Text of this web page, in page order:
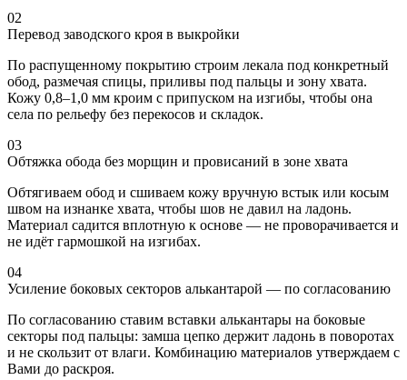
02
Перевод заводского кроя в выкройки
По распущенному покрытию строим лекала под конкретный
обод, размечая спицы, приливы под пальцы и зону хвата.
Кожу 0,8–1,0 мм кроим с припуском на изгибы, чтобы она
села по рельефу без перекосов и складок.
03
Обтяжка обода без морщин и провисаний в зоне хвата
Обтягиваем обод и сшиваем кожу вручную встык или косым
швом на изнанке хвата, чтобы шов не давил на ладонь.
Материал садится вплотную к основе — не проворачивается и
не идёт гармошкой на изгибах.
04
Усиление боковых секторов алькантарой — по согласованию
По согласованию ставим вставки алькантары на боковые
секторы под пальцы: замша цепко держит ладонь в поворотах
и не скользит от влаги. Комбинацию материалов утверждаем с
Вами до раскроя.